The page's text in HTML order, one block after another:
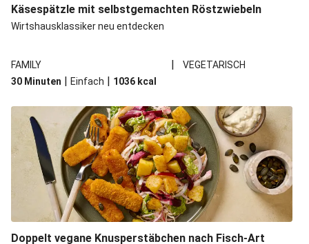
Käsespätzle mit selbstgemachten Röstzwiebeln
Wirtshausklassiker neu entdecken
FAMILY |
VEGETARISCH
30 Minuten | Einfach | 1036 kcal
Doppelt vegane Knusperstäbchen nach Fisch-Art